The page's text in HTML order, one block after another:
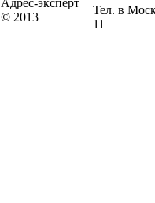
Адрес-эксперт
© 2013
Тел. в
11